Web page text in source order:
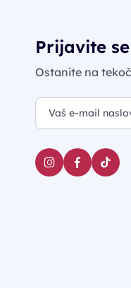
Prijavite
Ostanite na